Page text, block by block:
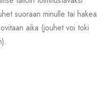
suoraan minulle tai hakea
aika (jouhet voi toki